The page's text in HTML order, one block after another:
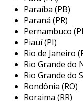
durabilidade
que garante
benefícios do
de poliuretano
optar pelo spray de
benefícios tanto
Paraíba (PB)
Paraná (PR)
Pernambuco
Piauí (PI)
Rio de Janeiro
Rio Grande do
Rio Grande do
Rondônia (RO)
Roraima (RR)